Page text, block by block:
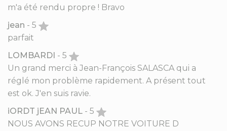
m'a été rendu propre ! Bravo
jean - 5
parfait
LOMBARDI - 5
Un grand merci à Jean-François SALASCA qui a
réglé mon problème rapidement. A présent tout
est ok. J'en suis ravie.
iORDT jEAN PAUL - 5
NOUS AVONS RECUP NOTRE VOITURE D